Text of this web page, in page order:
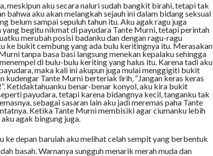
meskipun aku secara naluri sudah bangkit birahi, tetapi tak
bahwa aku akan melangkah sejauh ini dalam bidang seksual
belum sampai sepuluh tahun itu. Aku agak ragu juga
yang begitu nikmat di payudara Tante Murni, tetapi perintah
merubah posisi badanku dan dengan ragu-ragu
ke bukit cembung yang ada bulu keritingnya itu. Merasakan
tanpa basa basi langsung menekan kepalaku sehingga
di bulu-bulu keriting yang halus itu. Karena tadi aku
maka kali ini akupun juga mulai menggigiti bukit
kudengar Tante Murni berteriak lirih, “Jangan keras keras
Ketidaktahuanku benar-benar konyol, aku kira bukit
payudara, tetapi karena bidangnya kecil, tanganku tak
sebagai sasaran lain aku jadi meremas paha Tante
Ketika Tante Murni membisiki agar ciumanku lebih
agak bingung juga.
ke depan barulah aku melihat celah sempit yang berbentuk
basah. Warnanya sungguh menarik merah muda dan